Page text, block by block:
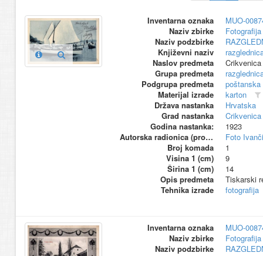
Inventarna oznaka
MUO-
Naziv zbirke
Naziv podzbirke
Književni naziv
Naslov predmeta
Grupa predmeta
Podgrupa predmeta
poštanska
Materijal izrade
karton
Država nastanka
Hrvatska
Grad nastanka
Crikvenica
Godina nastanka:
1923
Autorska radionica (proizvođač)
Foto
Broj komada
1
Visina 1 (cm)
9
Širina 1 (cm)
14
Opis predmeta
Tiskarski
Tehnika izrade
fotografija
Inventarna oznaka
MUO-
Naziv zbirke
Naziv podzbirke